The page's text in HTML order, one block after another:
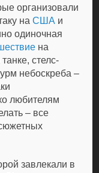
организовали
наСША и
одиночная
на
стелс-
небоскреба –
любителям
– все
завлекали в